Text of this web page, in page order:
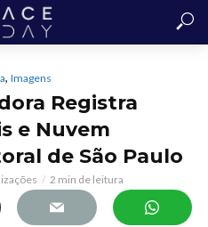
, Imagens
Registra
e Nuvem
de São Paulo
2 min de leitura